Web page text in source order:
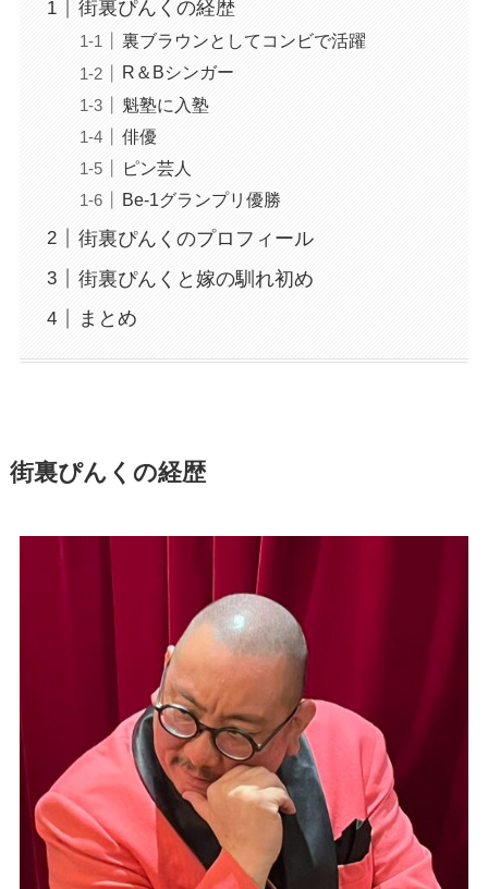
街裏ぴんくの経歴
裏ブラウンとしてコンビで活躍
R＆Bシンガー
魁塾に入塾
俳優
ピン芸人
Be-1グランプリ優勝
街裏ぴんくのプロフィール
街裏ぴんくと嫁の馴れ初め
まとめ
街裏ぴんくの経歴